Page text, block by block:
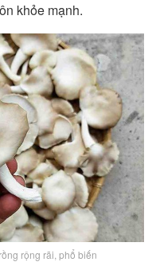
khỏe mạnh.
rộng rãi, phổ biến